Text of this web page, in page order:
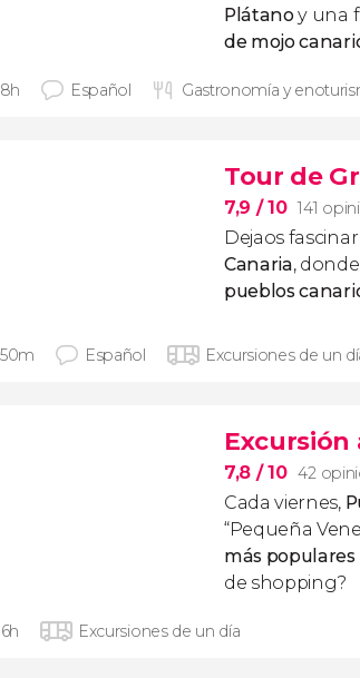
Plátanoy una
de mojo
Español Gastronomía y
Tour de
7,9 / 10 141
Dejaos
Canaria,
pueblos
Español Excursiones de un
Excursión
7,8 / 10 42
Cada viernes,
“Pequeña
más populares
de shopping?
Excursiones de un día